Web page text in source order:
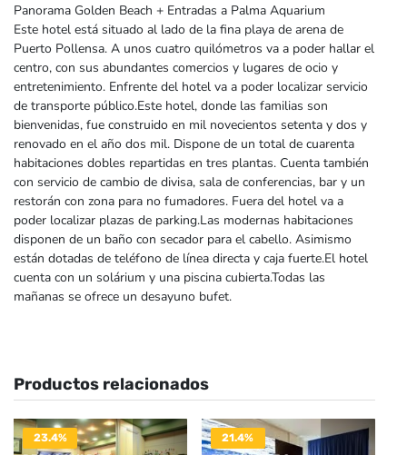
Panorama Golden Beach + Entradas a Palma Aquarium
Este hotel está situado al lado de la fina playa de arena de
Puerto Pollensa. A unos cuatro quilómetros va a poder hallar el
centro, con sus abundantes comercios y lugares de ocio y
entretenimiento. Enfrente del hotel va a poder localizar servicio
de transporte público.Este hotel, donde las familias son
bienvenidas, fue construido en mil novecientos setenta y dos y
renovado en el año dos mil. Dispone de un total de cuarenta
habitaciones dobles repartidas en tres plantas. Cuenta también
con servicio de cambio de divisa, sala de conferencias, bar y un
restorán con zona para no fumadores. Fuera del hotel va a
poder localizar plazas de parking.Las modernas habitaciones
disponen de un baño con secador para el cabello. Asimismo
están dotadas de teléfono de línea directa y caja fuerte.El hotel
cuenta con un solárium y una piscina cubierta.Todas las
mañanas se ofrece un desayuno bufet.
Productos relacionados
23.4%
21.4%